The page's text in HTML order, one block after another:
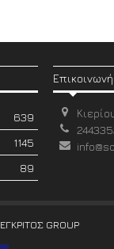
639
1145
89
ΕΓΚΡΙΤΟΣ GROUP